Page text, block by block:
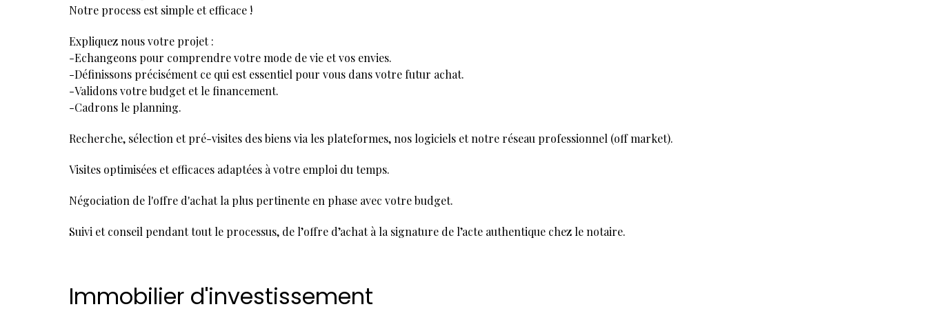
Notre process est simple et efficace !
Expliquez nous votre projet :
-Echangeons pour comprendre votre mode de vie et vos envies.
-Définissons précisément ce qui est essentiel pour vous dans votre futur achat.
-Validons votre budget et le financement.
-Cadrons le planning.
Recherche, sélection et pré-visites des biens via les plateformes, nos logiciels et notre réseau professionnel (off market).
Visites optimisées et efficaces adaptées à votre emploi du temps.
Négociation de l'offre d'achat la plus pertinente en phase avec votre budget.
Suivi et conseil pendant tout le processus, de l’offre d’achat à la signature de l’acte authentique chez le notaire.
Immobilier d'investissement